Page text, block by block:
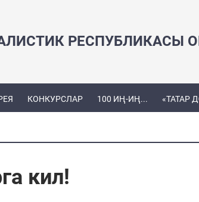
РЕСПУБЛИКАСЫ
КОНКУРСЛАР 100 ИҢ-ИҢ... «ТАТАР
кил!